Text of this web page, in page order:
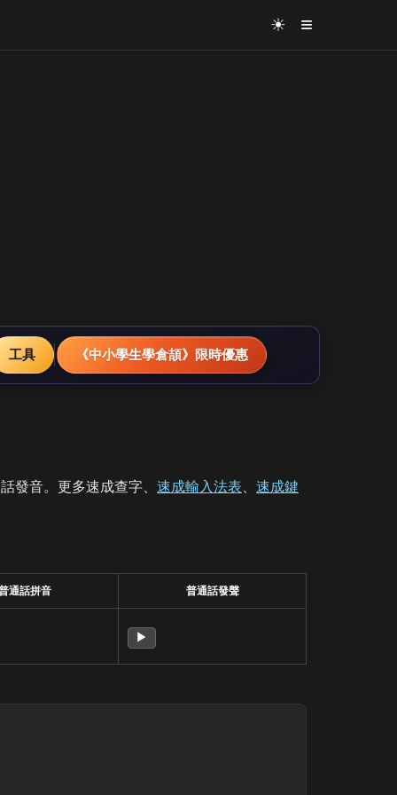
☀ ≡
工具 《中小學生學倉頡》限時優惠
發音。更多速成查字、 速成輸入法表、 速成鍵
通話拼音 普通話發聲
▶